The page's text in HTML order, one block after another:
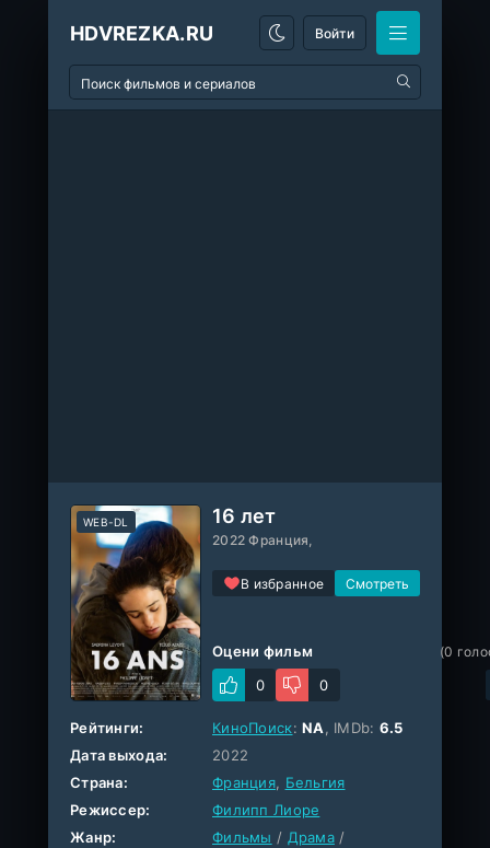
HDVREZKA.RU Войти
16 лет
2022 Франция,
В избранное
WEB-DL
Оцени фильм
0
0
(0
Рейтинги: КиноПоиск:NA , IMDb: 6.5
Дата выхода:
2022
Страна:
Франция, Бельгия
Режиссер:
Филипп Лиоре
Жанр:
Фильмы / Драма/